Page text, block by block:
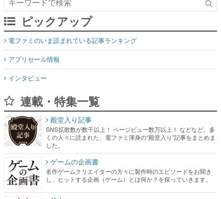
ピックアップ
電ファミのいま読まれている記事ランキング
アプリセール情報
インタビュー
連載・特集一覧
殿堂入り記事
SNS拡散数が数千以上！ ページビュー数万以上！ などなど。多
くの人々に読まれた、電ファミ渾身の“殿堂入り”記事をまとめま
した。
ゲームの企画書
名作ゲームクリエイターの方々に製作時のエピソードをお聞き
し、ヒットする企画（ゲーム）とは何か？を探っていきます。